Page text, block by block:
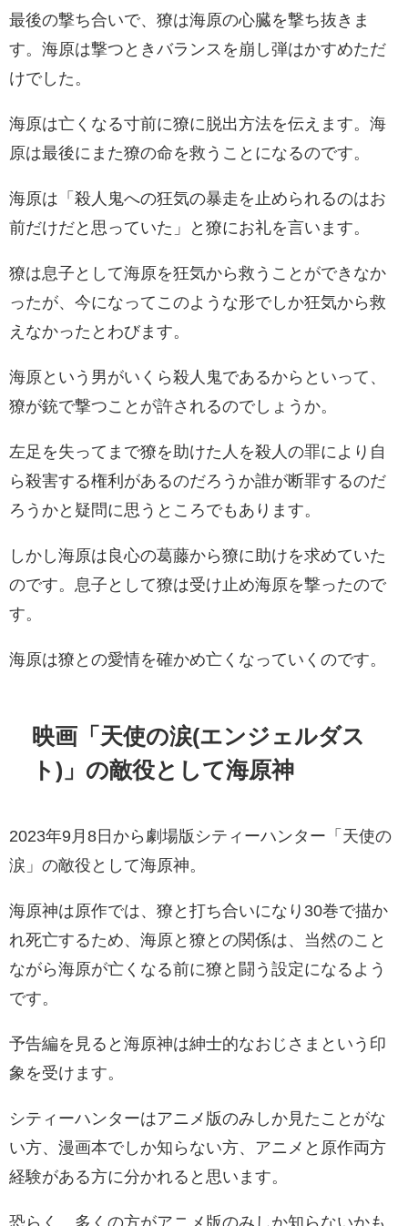
最後の撃ち合いで、獠は海原の心臓を撃ち抜きま
す。海原は撃つときバランスを崩し弾はかすめただ
けでした。
海原は亡くなる寸前に獠に脱出方法を伝えます。海
原は最後にまた獠の命を救うことになるのです。
海原は「殺人鬼への狂気の暴走を止められるのはお
前だけだと思っていた」と獠にお礼を言います。
獠は息子として海原を狂気から救うことができなか
ったが、今になってこのような形でしか狂気から救
えなかったとわびます。
海原という男がいくら殺人鬼であるからといって、
獠が銃で撃つことが許されるのでしょうか。
左足を失ってまで獠を助けた人を殺人の罪により自
ら殺害する権利があるのだろうか誰が断罪するのだ
ろうかと疑問に思うところでもあります。
しかし海原は良心の葛藤から獠に助けを求めていた
のです。息子として獠は受け止め海原を撃ったので
す。
海原は獠との愛情を確かめ亡くなっていくのです。
映画「天使の涙(エンジェルダス
ト)」の敵役として海原神
2023年9月8日から劇場版シティーハンター「天使の
涙」の敵役として海原神。
海原神は原作では、獠と打ち合いになり30巻で描か
れ死亡するため、海原と獠との関係は、当然のこと
ながら海原が亡くなる前に獠と闘う設定になるよう
です。
予告編を見ると海原神は紳士的なおじさまという印
象を受けます。
シティーハンターはアニメ版のみしか見たことがな
い方、漫画本でしか知らない方、アニメと原作両方
経験がある方に分かれると思います。
恐らく、多くの方がアニメ版のみしか知らないかも